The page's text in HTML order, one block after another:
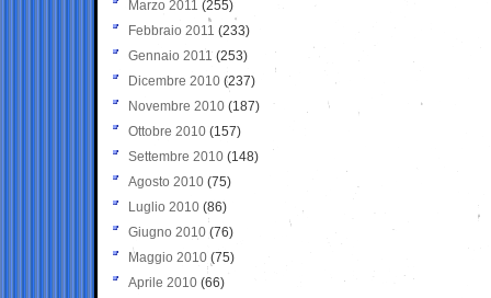
Marzo 2011 (255)
Febbraio 2011 (233)
Gennaio 2011 (253)
Dicembre 2010 (237)
Novembre 2010 (187)
Ottobre 2010 (157)
Settembre 2010 (148)
Agosto 2010 (75)
Luglio 2010 (86)
Giugno 2010 (76)
Maggio 2010 (75)
Aprile 2010 (66)